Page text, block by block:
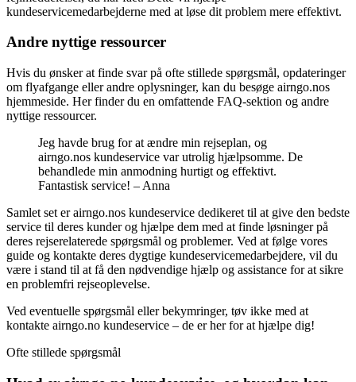
kundeservicemedarbejderne med at løse dit problem mere effektivt.
Andre nyttige ressourcer
Hvis du ønsker at finde svar på ofte stillede spørgsmål, opdateringer
om flyafgange eller andre oplysninger, kan du besøge airngo.nos
hjemmeside. Her finder du en omfattende FAQ-sektion og andre
nyttige ressourcer.
Jeg havde brug for at ændre min rejseplan, og
airngo.nos kundeservice var utrolig hjælpsomme. De
behandlede min anmodning hurtigt og effektivt.
Fantastisk service! – Anna
Samlet set er airngo.nos kundeservice dedikeret til at give den bedste
service til deres kunder og hjælpe dem med at finde løsninger på
deres rejserelaterede spørgsmål og problemer. Ved at følge vores
guide og kontakte deres dygtige kundeservicemedarbejdere, vil du
være i stand til at få den nødvendige hjælp og assistance for at sikre
en problemfri rejseoplevelse.
Ved eventuelle spørgsmål eller bekymringer, tøv ikke med at
kontakte airngo.no kundeservice – de er her for at hjælpe dig!
Ofte stillede spørgsmål